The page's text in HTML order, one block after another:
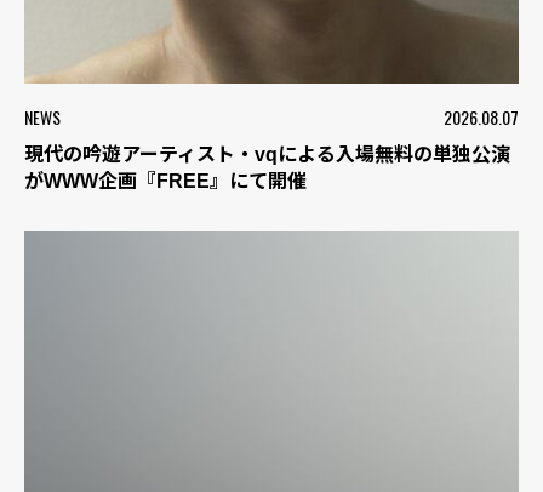
NEWS 2026.08.07
現代の吟遊アーティスト・vqによる入場無料の単独公演
がWWW企画『FREE』にて開催